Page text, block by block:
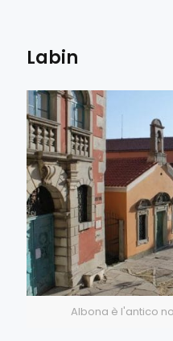
Labin
Albona è l'antico